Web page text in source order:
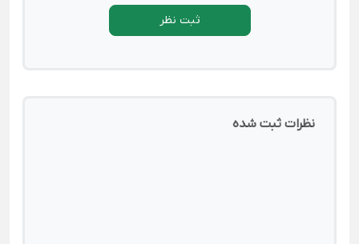
ثبت نظر
نظرات ثبت شده